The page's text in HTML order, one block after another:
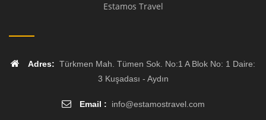
Estamos Travel
Adres: Türkmen Mah. Tümen Sok. No:1 A Blok No: 1 Daire:
3 Kuşadası - Aydın
Email : info@estamostravel.com